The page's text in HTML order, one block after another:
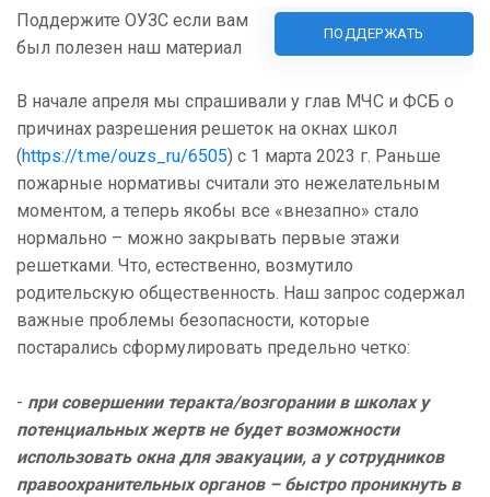
Поддержите ОУЗС если вам
был полезен наш материал
ПОДДЕРЖАТЬ
В начале апреля мы спрашивали у глав МЧС и ФСБ о
причинах разрешения решеток на окнах школ
(https://t.me/ouzs_ru/6505) с 1 марта 2023 г. Раньше
пожарные нормативы считали это нежелательным
моментом, а теперь якобы все «внезапно» стало
нормально – можно закрывать первые этажи
решетками. Что, естественно, возмутило
родительскую общественность. Наш запрос содержал
важные проблемы безопасности, которые
постарались сформулировать предельно четко:
- при совершении теракта/возгорании в школах у
потенциальных жертв не будет возможности
использовать окна для эвакуации, а у сотрудников
правоохранительных органов – быстро проникнуть в